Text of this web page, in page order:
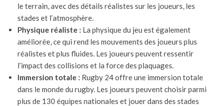
le terrain, avec des détails réalistes sur les joueurs, les
stades et l’atmosphère.
Physique réaliste : La physique du jeu est également
améliorée, ce qui rend les mouvements des joueurs plus
réalistes et plus fluides. Les joueurs peuvent ressentir
l’impact des collisions et la force des plaquages.
Immersion totale : Rugby 24 offre une immersion totale
dans le monde du rugby. Les joueurs peuvent choisir parmi
plus de 130 équipes nationales et jouer dans des stades